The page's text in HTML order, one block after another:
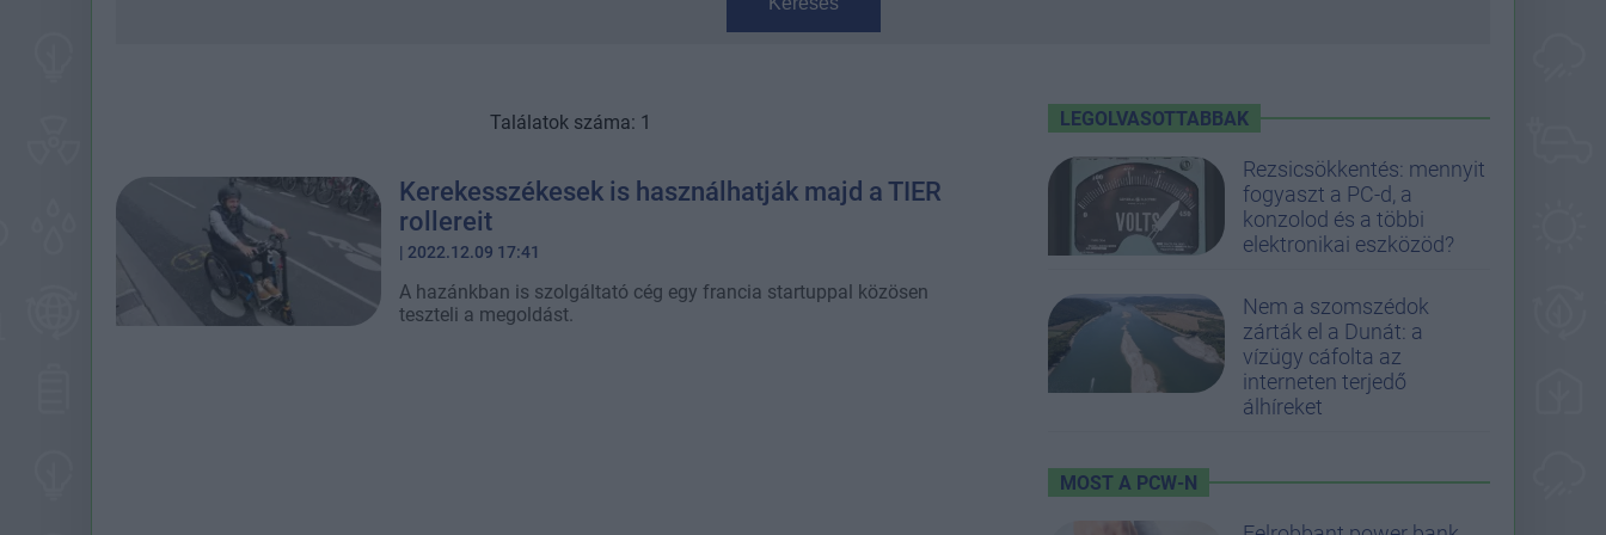
Találatok száma: 1
Kerekesszékesek is használhatják majd a TIER
rollereit
| 2022.12.09 17:41
A hazánkban is szolgáltató cég egy francia startuppal közösen
teszteli a megoldást.
LEGOLVASOTTABBAK
Rezsicsökkentés: mennyit
fogyaszt a PC-d, a
konzolod és a többi
elektronikai eszközöd?
Nem a szomszédok
zárták el a Dunát: a
vízügy cáfolta az
interneten terjedő
álhíreket
MOST A PCW-N